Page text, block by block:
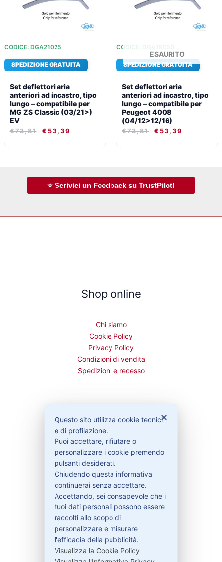
CODICE: DGA21025
SPEDIZIONE GRATUITA
Set deflettori aria
anteriori ad incastro, tipo
lungo – compatibile per
MG ZS Classic (03/21>)
EV
€73,81 € 53,39
ESAURITO
CODICE: DGA19050
SPEDIZIONE GRATUITA
Set deflettori aria
anteriori ad incastro, tipo
lungo – compatibile per
Peugeot 4008
(04/12>12/16)
€73,81 € 53,39
⭐ Scrivici un Feedback su TrustPilot!
Shop online
Chi siamo
Cookie Policy
Privacy Policy
Condizioni di vendita
Spedizioni e recesso
Bisogno di aiuto?
Contattaci
Garanzie
Contatti
329-30.78.513
info@pitdriver.com
✕
Questo sito utilizza cookie tecnici
e di profilazione.
Puoi accettare, rifiutare o
personalizzare i cookie premendo i
pulsanti desiderati.
Chiudendo questa informativa
continuerai senza accettare.
Accettando, sei consapevole che i
tuoi dati personali possono essere
raccolti allo scopo di
personalizzare e misurare
l'efficacia della pubblicità.
Visualizza la Cookie Policy